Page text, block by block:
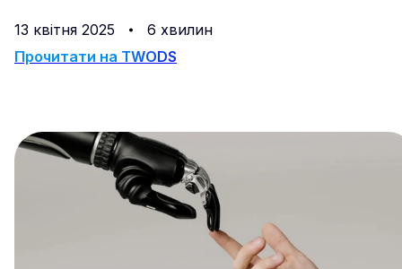
інтеграцію блокчейну та управління нерухомістю.
13 квітня 2025
6 хвилин
Прочитати на TWODS